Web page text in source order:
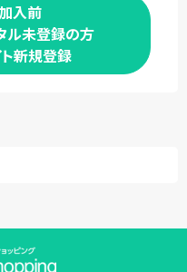
入前
ル未登録の方
新規登録